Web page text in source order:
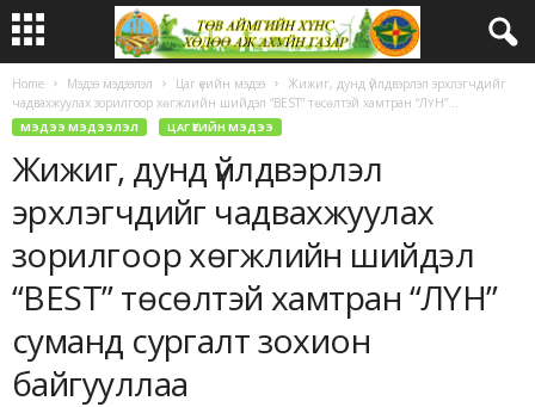
Home Мэдээ мэдээлэл Цаг үеийн мэдээ
Жижиг, дунд үйлдвэрлэл эрхлэгчдийг
чадвахжуулах зорилгоор хөгжлийн шийдэл “BEST” төсөлтэй хамтран “ЛҮН”...
МЭДЭЭ МЭДЭЭЛЭЛ ЦАГ ҮЕИЙН МЭДЭЭ
Жижиг, дунд үйлдвэрлэл
эрхлэгчдийг чадвахжуулах
зорилгоор хөгжлийн шийдэл
“BEST” төсөлтэй хамтран “ЛҮН”
суманд сургалт зохион
байгууллаа